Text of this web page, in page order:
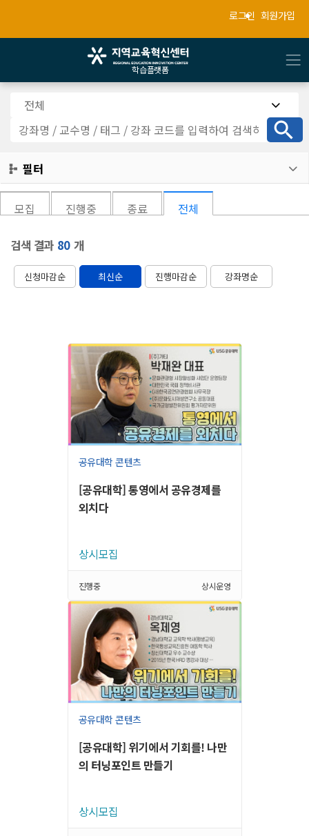
로그인 회원가입
학습플랫폼
전체 
강
검
색
필터 
모집 진행중 종료 전체
검색 결과 80 개
신청마감순 최신순 진행마감순 강좌명순
공유대학 콘텐츠
[공유대학] 통영에서 공유경제를
외치다
상시모집
진행중 상시운영
공유대학 콘텐츠
[공유대학] 위기에서 기회를! 나만
의 터닝포인트 만들기
상시모집